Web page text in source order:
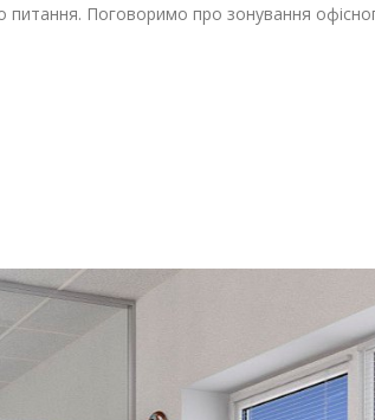
питання. Поговоримо про зонування